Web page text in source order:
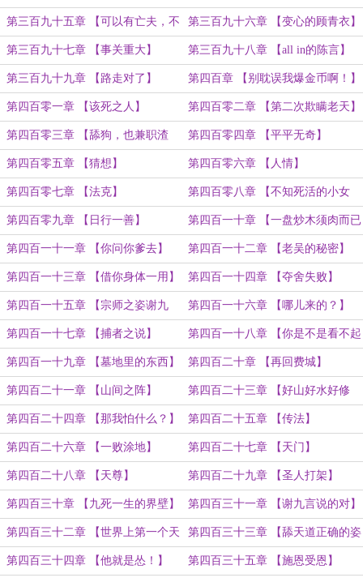
第三百九十五章 【可以有亡夫，不
可以有丈夫】
第三百九十六章 【变心的顾青衣】
第三百九十七章 【事关重大】 第三百九十八章 【all in的陈言】
第三百九十九章 【路走对了】 第四百章 【别耽误我爆金币啊！】
第四百零一章 【该死之人】 第四百零二章 【第二次欺瞒老天】
第四百零三章 【舔狗，也兼职渣
男】
第四百零四章 【平平无奇】
第四百零五章 【猜想】 第四百零六章 【人情】
第四百零七章 【法克】 第四百零八章 【不知死活的小女
孩】
第四百零九章 【日行一善】 第四百一十章 【一盘炒木须肉而已
啊】
第四百一十一章 【你问你爹去】 第四百一十二章 【老吴的秘密】
第四百一十三章 【借你身体一用】 第四百一十四章 【夺舍失败】
第四百一十五章 【宗师之姿谢九
言】
第四百一十六章 【哪儿来的？】
第四百一十七章 【捕者之说】 第四百一十八章 【你是不是看不起
我？】
第四百一十九章 【墓地里的东西】 第四百二十章 【再回费城】
第四百二十一章 【山间之阵】 第四百二十三章 【好山好水好修
行】
第四百二十四章 【那我怕什么？】 第四百二十五章 【传法】
第四百二十六章 【一败涂地】 第四百二十七章 【天门】
第四百二十八章 【天尊】 第四百二十九章 【圣人打架】
第四百三十章 【九死一生的界壁】 第四百三十一章 【谢九言说的对】
第四百三十二章 【世界上第一个天
人境】
第四百三十三章 【舔天道正确的姿
势】
第四百三十四章 【他就是怂！】 第四百三十五章 【施恩受恩】